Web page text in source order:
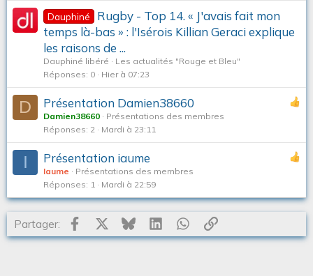
Dauphiné
Rugby - Top 14. « J'avais fait mon
temps là-bas » : l'Isérois Killian Geraci explique
les raisons de ...
Dauphiné libéré
Les actualités "Rouge et Bleu"
Réponses 0 Hier à 07:23
D Présentation Damien38660
Damien38660
Présentations des membres
Réponses 2 Mardi à 23:11
I Présentation iaume
Iaume
Présentations des membres
Réponses 1 Mardi à 22:59
Partager: Facebook BlueskyLinkedInWhatsApp
Lien